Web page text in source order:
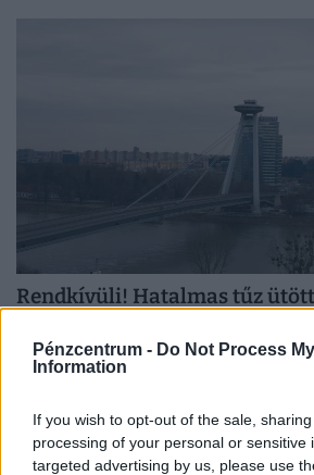
Pénzcentrum - Do Not Process
Information
If you wish to opt-out of the sale,
processing of your personal or sensitive
targeted advertising by us, please use
Rendkívüli! Hatalmas tűz
kerülhet a magyar
olajtermék-tároló tartály